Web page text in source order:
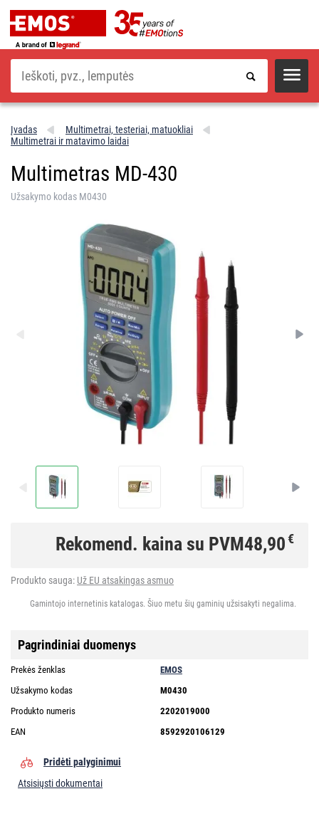
Paieška
Įvadas
Multimetrai, testeriai, matuokliai
Multimetrai ir matavimo laidai
Multimetras MD-430
Užsakymo kodas M0430
Rekomend. kaina su PVM48,90€
Produkto sauga: Už EU atsakingas asmuo
Gamintojo internetinis katalogas. Šiuo metu šių gaminių užsisakyti negalima.
Pagrindiniai duomenys
Prekės ženklas
EMOS
Užsakymo kodas
M0430
Produkto numeris
2202019000
EAN
8592920106129
Pridėti palyginimui
Atsisiųsti dokumentai